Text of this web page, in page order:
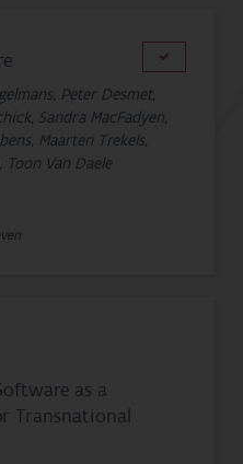
Peter Desmet,
Sandra MacFadyen,
Maarten Trekels,
Toon Van Daele
as a
Transnational